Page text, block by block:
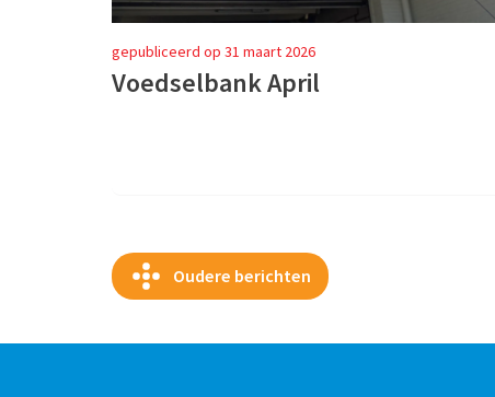
gepubliceerd op 31 maart 2026
Voedselbank April
Oudere berichten